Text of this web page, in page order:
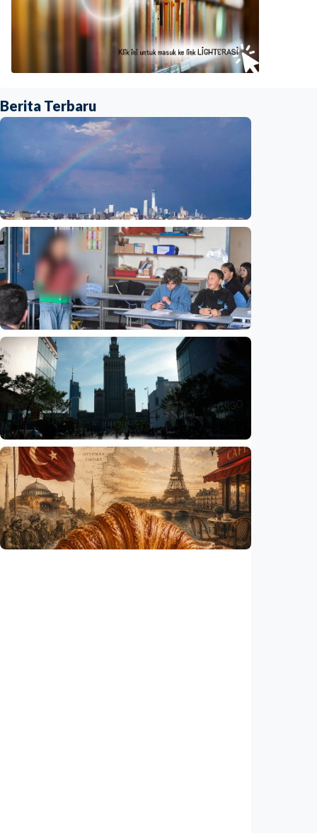
Berita Terbaru
Humaniora
Beijing jadi ibu kota arsitektur dunia
UNESCO-UIA 2029. Apa alasannya?
Indonesia•06 Aug 2026
Humaniora
Sekolah di Selandia Baru tambah mata
pelajaran berbasis industri, dari AI hingga
pariwisata
Indonesia •06 Aug 2026
Humaniora
Gelombang panas bisa memicu kecemasan
hingga depresi pada anak, ini temuan
peneliti
Indonesia•06 Aug 2026